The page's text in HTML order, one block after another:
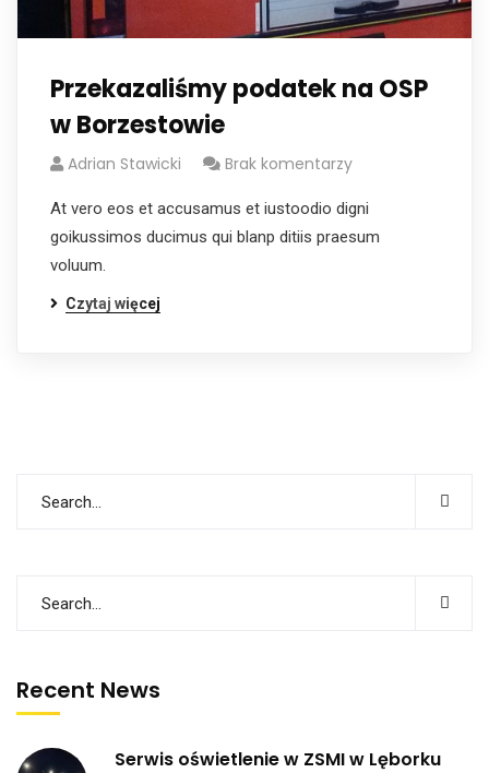
Przekazaliśmy podatek na OSP
w Borzestowie
Adrian Stawicki Brak komentarzy
At vero eos et accusamus et iustoodio digni
goikussimos ducimus qui blanp ditiis praesum
voluum.
Czytaj więcej
Recent News
Serwis oświetlenie w ZSMI w Lęborku